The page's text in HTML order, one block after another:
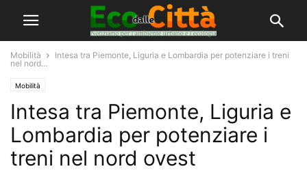
Mobilità
Intesa tra Piemonte, Liguria e Lombardia per potenziare i treni
nel nord...
Mobilità
Intesa tra Piemonte, Liguria e
Lombardia per potenziare i
treni nel nord ovest